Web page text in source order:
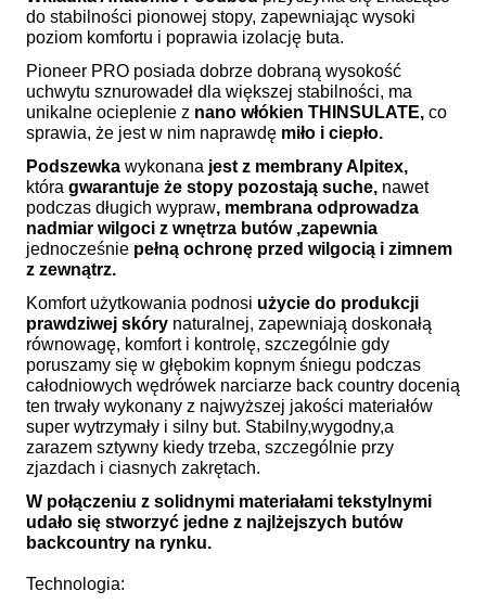
do stabilności pionowej stopy, zapewniając wysoki
poziom komfortu i poprawia izolację buta.
Pioneer PRO posiada dobrze dobraną wysokość
uchwytu sznurowadeł dla większej stabilności, ma
unikalne ocieplenie z nano włókien THINSULATE, co
sprawia, że jest w nim naprawdę miło i ciepło.
Podszewka wykonana jest z membrany Alpitex,
która gwarantuje że stopy pozostają suche, nawet
podczas długich wypraw, membrana odprowadza
nadmiar wilgoci z wnętrza butów ,zapewnia
jednocześnie pełną ochronę przed wilgocią i zimnem
z zewnątrz.
Komfort użytkowania podnosi użycie do produkcji
prawdziwej skóry naturalnej, zapewniają doskonałą
równowagę, komfort i kontrolę, szczególnie gdy
poruszamy się w głębokim kopnym śniegu podczas
całodniowych wędrówek narciarze back country docenią
ten trwały wykonany z najwyższej jakości materiałów
super wytrzymały i silny but. Stabilny,wygodny,a
zarazem sztywny kiedy trzeba, szczególnie przy
zjazdach i ciasnych zakrętach.
W połączeniu z solidnymi materiałami tekstylnymi
udało się stworzyć jedne z najlżejszych butów
backcountry na rynku.
Technologia: